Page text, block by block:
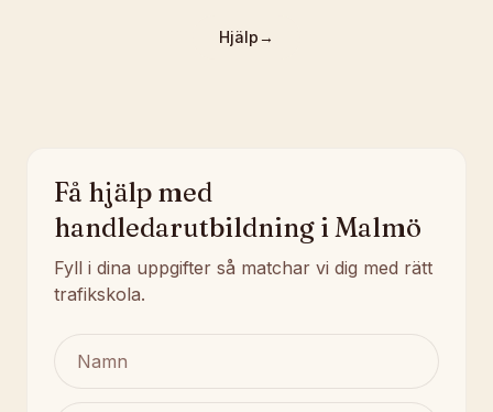
Hjälp→
Få hjälp med
handledarutbildning i Malmö
Fyll i dina uppgifter så matchar vi dig med rätt
trafikskola.